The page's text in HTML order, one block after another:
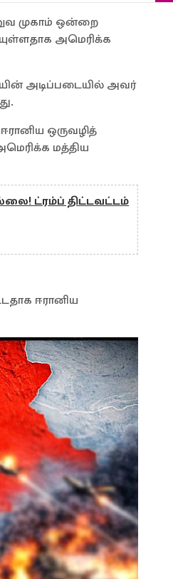
முகாம் ஒன்றை
அமெரிக்க
அடிப்படையில் அவர்
ஒருவழித்
மத்திய
ட்ரம்ப் திட்டவட்டம்
ஈரானிய